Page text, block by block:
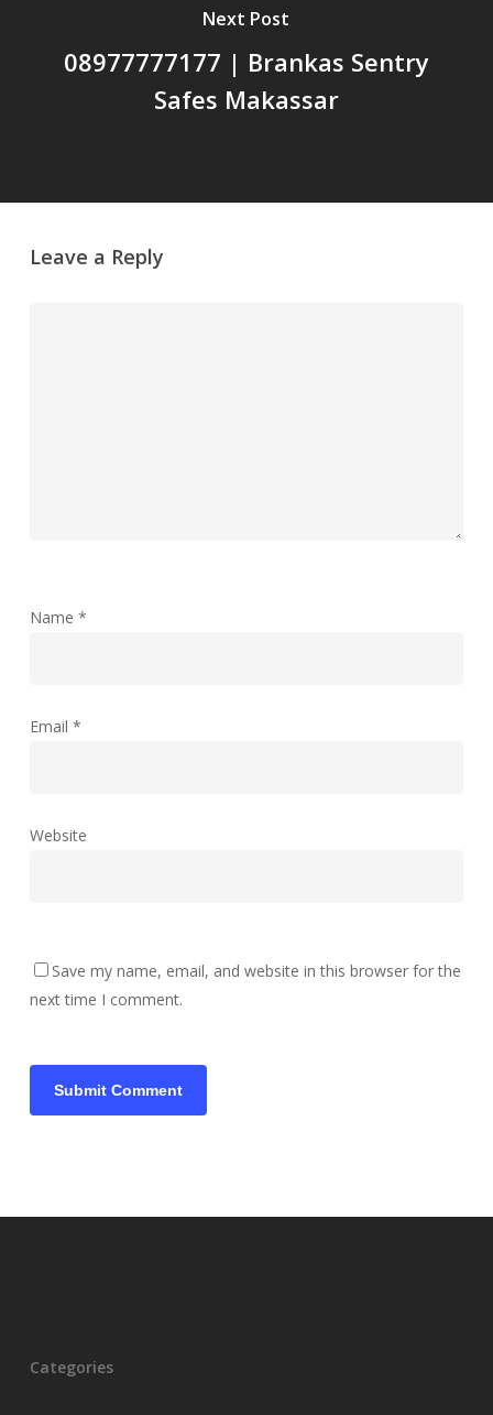
Next Post
08977777177 | Brankas Sentry
Safes Makassar
Leave a Reply
Name *
Email *
Website
Save my name, email, and website in this browser for the
next time I comment.
Categories